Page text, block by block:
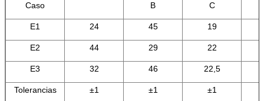
Caso B C
E1 24 45 19
E2 44 29 22
E3 32 46 22,5
Tolerancias ±1 ±1 ±1